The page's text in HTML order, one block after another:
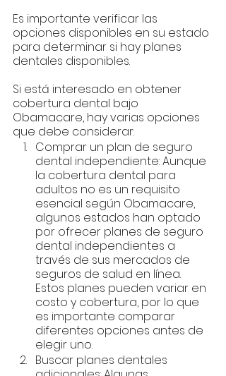
Es importante verificar las
opciones disponibles en su estado
para determinar si hay planes
dentales disponibles.
Si está interesado en obtener
cobertura dental bajo
Obamacare, hay varias opciones
que debe considerar:
Comprar un plan de seguro
dental independiente: Aunque
la cobertura dental para
adultos no es un requisito
esencial según Obamacare,
algunos estados han optado
por ofrecer planes de seguro
dental independientes a
través de sus mercados de
seguros de salud en línea.
Estos planes pueden variar en
costo y cobertura, por lo que
es importante comparar
diferentes opciones antes de
elegir uno.
Buscar planes dentales